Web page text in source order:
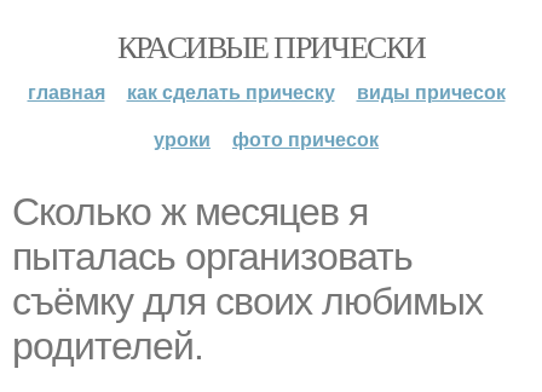
КРАСИВЫЕ ПРИЧЕСКИ
главная как сделать прическу
виды причесок
уроки
фото причесок
Сколько ж месяцев я
пыталась организовать
съёмку для своих любимых
родителей.